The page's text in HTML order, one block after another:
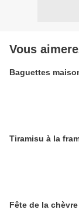
Vous
Baguettes
Tiramisu à la
Fête de la